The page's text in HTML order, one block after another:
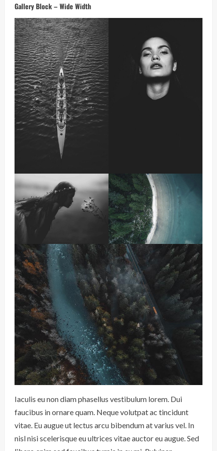
Gallery Block – Wide Width
Iaculis eu non diam phasellus vestibulum lorem. Dui
faucibus in ornare quam. Neque volutpat ac tincidunt
vitae. Eu augue ut lectus arcu bibendum at varius vel. In
nisl nisi scelerisque eu ultrices vitae auctor eu augue. Sed